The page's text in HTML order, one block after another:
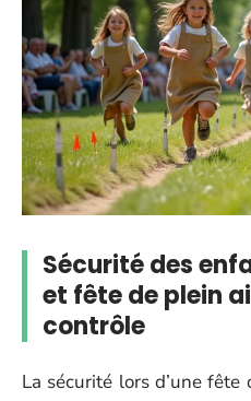
Sécurité des
et fête de plein
contrôle
La sécurité lors d’une